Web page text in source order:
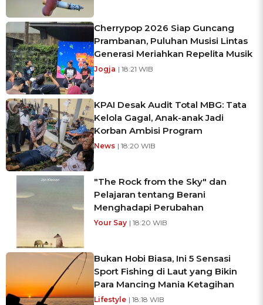
Cherrypop 2026 Siap Guncang
Prambanan, Puluhan Musisi Lintas
Generasi Meriahkan Repelita Musik
Jogja | 18:21 WIB
KPAI Desak Audit Total MBG: Tata
Kelola Gagal, Anak-anak Jadi
Korban Ambisi Program
News | 18:20 WIB
"The Rock from the Sky" dan
Pelajaran tentang Berani
Menghadapi Perubahan
Your Say | 18:20 WIB
Bukan Hobi Biasa, Ini 5 Sensasi
Sport Fishing di Laut yang Bikin
Para Mancing Mania Ketagihan
Lifestyle | 18:18 WIB